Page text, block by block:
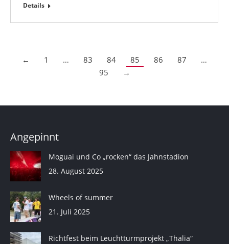
Details
← 1 … 83 84 85 86 87
…
95
→
Angepinnt
Moguai und Co „rocken“ das Jahnstadion
28. August 2025
Wheels of summer
21. Juli 2025
Richtfest beim Leuchtturmprojekt „Thalia“